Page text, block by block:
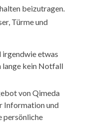
beizutragen.
Türme und
irgendwie etwas
lange kein Notfall
von Qimeda
Information und
persönliche